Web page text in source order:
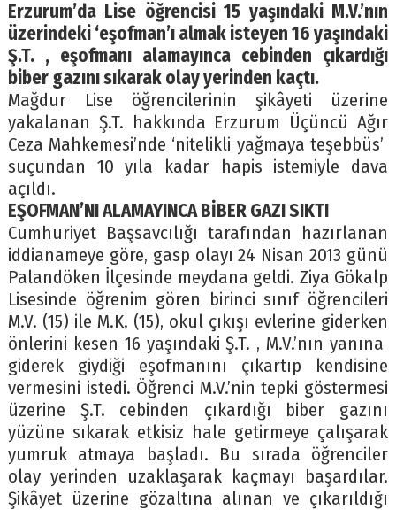
Erzurum’da Lise öğrencisi 15 yaşındaki M.V.’nın
üzerindeki ‘eşofman’ı almak isteyen 16 yaşındaki
Ş.T. , eşofmanı alamayınca cebinden çıkardığı
biber gazını sıkarak olay yerinden kaçtı.
Mağdur Lise öğrencilerinin şikâyeti üzerine
yakalanan Ş.T. hakkında Erzurum Üçüncü Ağır
Ceza Mahkemesi’nde ‘nitelikli yağmaya teşebbüs’
suçundan 10 yıla kadar hapis istemiyle dava
açıldı.
EŞOFMAN’NI ALAMAYINCA BİBER GAZI SIKTI
Cumhuriyet Başsavcılığı tarafından hazırlanan
iddianameye göre, gasp olayı 24 Nisan 2013 günü
Palandöken İlçesinde meydana geldi. Ziya Gökalp
Lisesinde öğrenim gören birinci sınıf öğrencileri
M.V. (15) ile M.K. (15), okul çıkışı evlerine giderken
önlerini kesen 16 yaşındaki Ş.T. , M.V.’nın yanına
giderek giydiği eşofmanını çıkartıp kendisine
vermesini istedi. Öğrenci M.V.’nin tepki göstermesi
üzerine Ş.T. cebinden çıkardığı biber gazını
yüzüne sıkarak etkisiz hale getirmeye çalışarak
yumruk atmaya başladı. Bu sırada öğrenciler
olay yerinden uzaklaşarak kaçmayı başardılar.
Şikâyet üzerine gözaltına alınan ve çıkarıldığı